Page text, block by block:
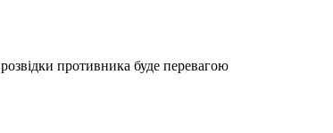
противника буде перевагою